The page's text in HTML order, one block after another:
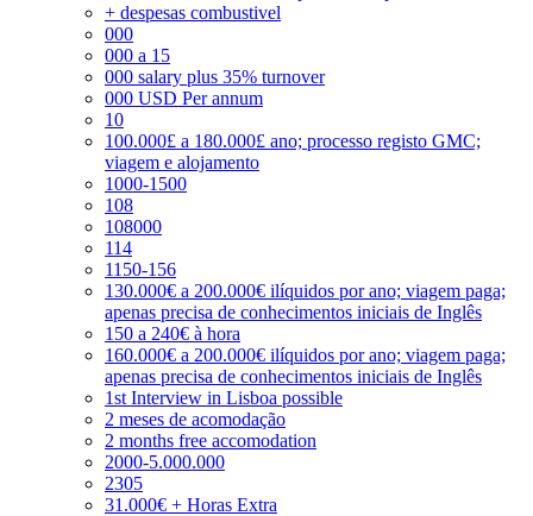
+ despesas combustivel
000
000 a 15
000 salary plus 35% turnover
000 USD Per annum
10
100.000£ a 180.000£ ano; processo registo GMC;
viagem e alojamento
1000-1500
108
108000
114
1150-156
130.000€ a 200.000€ ilíquidos por ano; viagem paga;
apenas precisa de conhecimentos iniciais de Inglês
150 a 240€ à hora
160.000€ a 200.000€ ilíquidos por ano; viagem paga;
apenas precisa de conhecimentos iniciais de Inglês
1st Interview in Lisboa possible
2 meses de acomodação
2 months free accomodation
2000-5.000.000
2305
31.000€ + Horas Extra